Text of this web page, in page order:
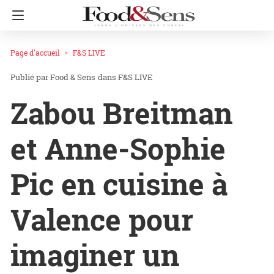
Page d'accueil F&S LIVE
Food & Sens dans F&S LIVE
Zabou Breitman
et Anne-Sophie
Pic en cuisine à
Valence pour
imaginer un